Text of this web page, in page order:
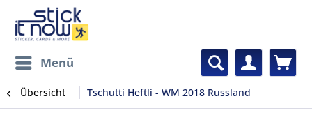
Menü
Übersicht Tschutti Heftli - WM 2018 Russland